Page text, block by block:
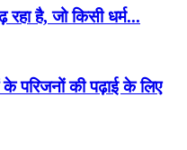
है, जो किसी धर्म...
परिजनों की पढ़ाई के लिए